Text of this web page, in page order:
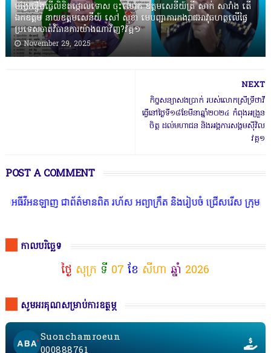
បង្វែររឿងធ្វើលិខិតថ្កោលទោស ចុះលោក ឧត្តមសេនីយ៍ត្រី សាក់ សារាំង តើ
ឯកឧត្តម នាយឧត្តមសេនីយ៍ សៅ សុខា មេបញ្ជាការកងរាជអាវុធហត្ថលើផ្ទៃ
ប្រទេសចាត់វិធានការយ៉ាងណាវិញ?វគ្គ១
November 29, 2025
NEXT
កិច្ចសន្យាសងប្រាក់ របស់លោកស្រីទ្រីថាវី
ធ្វើនៅថ្ងៃទី១៨ខែមីនាឆ្នាំ២០២៤ កំពុងអង្រួន
ចិត្ត ដល់មហាជន និងអង្គការសង្គមស៊ីវិល
វគ្គ១
POST A COMMENT
ឡាញ ជាព័ត៌មានពិត រហ័ស អព្យាក្រឹត និងរៀបចំ ជ្រើសរើស ក្រុមការងារ
កាលបរិច្ឆេទ
ថ្ងៃ សុក្រ ទី 07 ខែ សីហា ឆ្នាំ 2026
សូមអរគុណសម្រាប់ការឧត្ថម្ភ
Suonchamroeun